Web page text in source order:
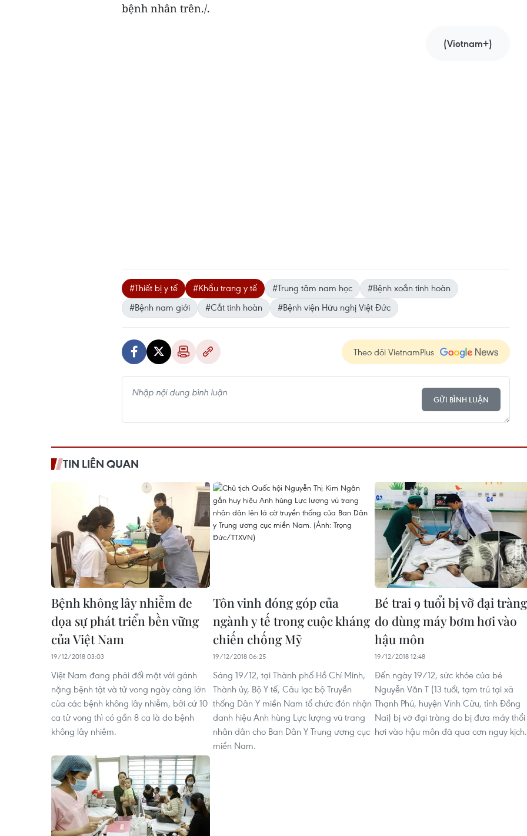
bệnh nhân trên./.
(Vietnam+)
#Thiết bị y tế #Khẩu trang y tế #Trung tâm nam học
#Bệnh xoắn tinh hoàn
#Bệnh nam giới
#Cắt tinh hoàn #Bệnh viện Hữu nghị Việt Đức
Theo dõi VietnamPlus
GỬI BÌNH LUẬN
TIN LIÊN QUAN
Bệnh không lây nhiễm đe
dọa sự phát triển bền vững
của Việt Nam
19/12/2018 03:03
Việt Nam đang phải đối mặt với gánh
nặng bệnh tật và tử vong ngày càng lớn
của các bệnh không lây nhiễm, bởi cứ 10
ca tử vong thì có gần 8 ca là do bệnh
không lây nhiễm.
Tôn vinh đóng góp của
ngành y tế trong cuộc kháng
chiến chống Mỹ
19/12/2018 06:25
Sáng 19/12, tại Thành phố Hồ Chí Minh,
Thành ủy, Bộ Y tế, Câu lạc bộ Truyền
thống Dân Y miền Nam tổ chức đón nhận
danh hiệu Anh hùng Lực lượng vũ trang
nhân dân cho Ban Dân Y Trung ương cục
miền Nam.
Bé trai 9 tuổi bị vỡ đại tràng
do dùng máy bơm hơi vào
hậu môn
19/12/2018 12:48
Đến ngày 19/12, sức khỏe của bé
Nguyễn Văn T (13 tuổi, tạm trú tại xã
Thạnh Phú, huyện Vĩnh Cửu, tỉnh Đồng
Nai) bị vỡ đại tràng do bị đưa máy thổi
hơi vào hậu môn đã qua cơn nguy kịch.